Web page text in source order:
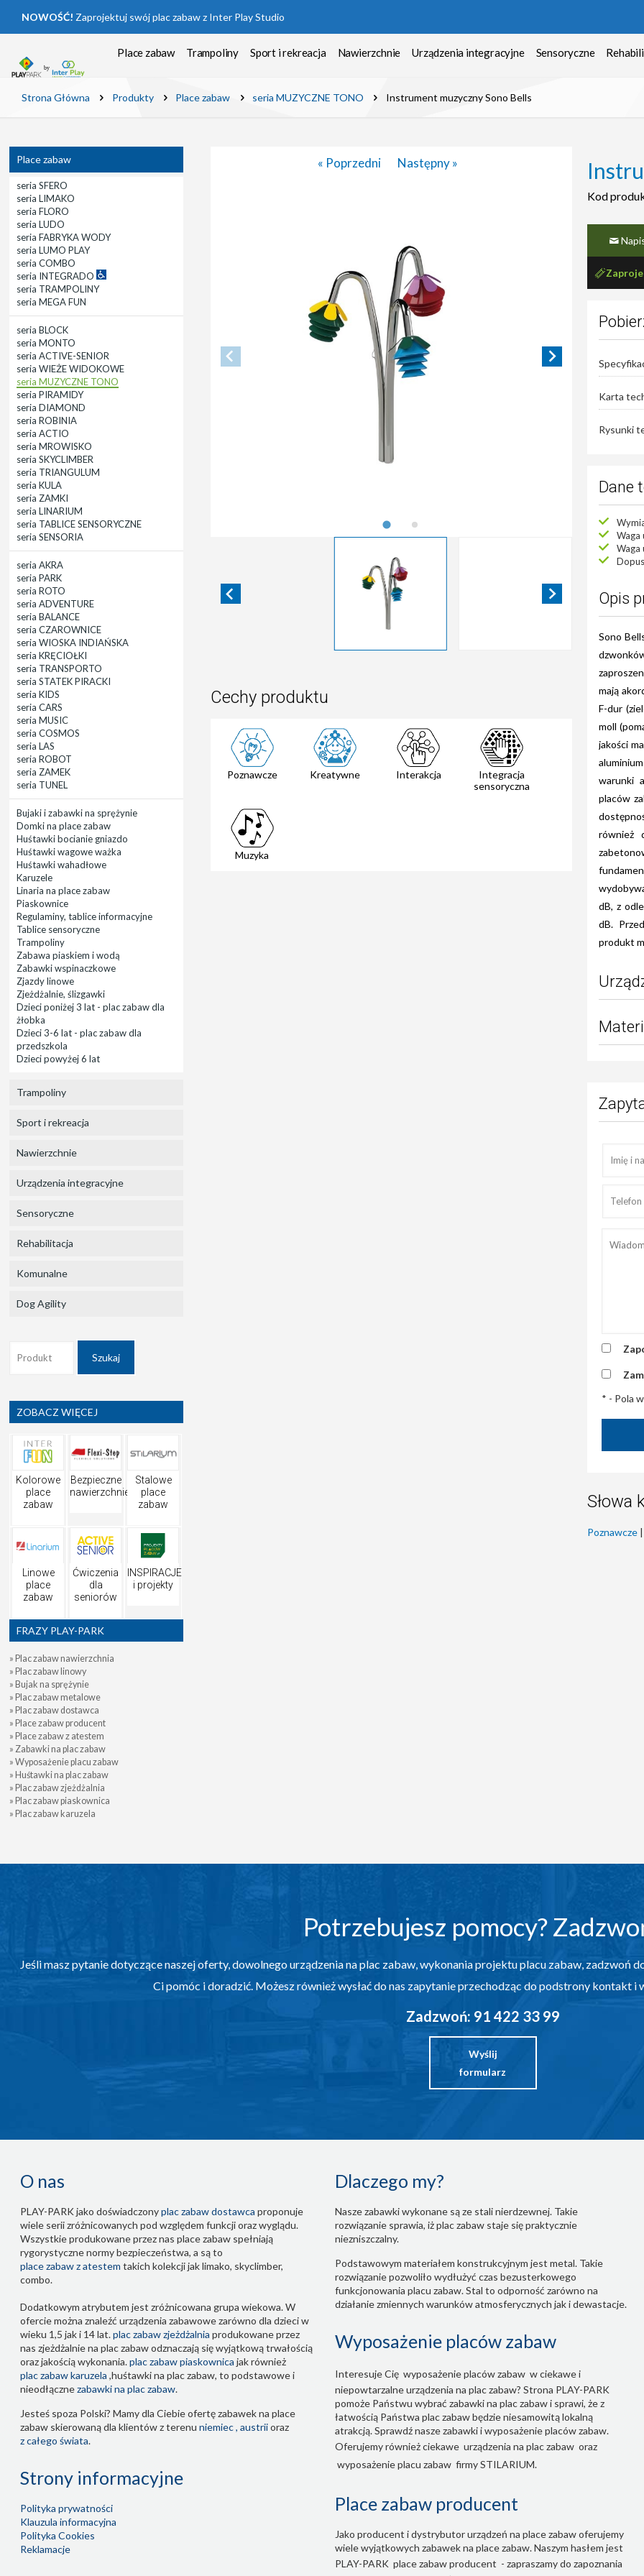
NOWOŚĆ! Zaprojektuj swój plac zabaw z Inter Play Studio
Place zabaw Trampoliny Sport i rekreacja Nawierzchnie Urządzenia integracyjne Sensoryczne
Strona Główna Produkty Place zabaw seria MUZYCZNE TONO Instrument muzyczny Sono Bells
Place zabaw
seria SFERO
seria LIMAKO
seria FLORO
seria LUDO
seria FABRYKA WODY
seria LUMO PLAY
seria COMBO
seria INTEGRADO
seria TRAMPOLINY
seria MEGA FUN
seria BLOCK
seria MONTO
seria ACTIVE-SENIOR
seria WIEŻE WIDOKOWE
seria MUZYCZNE TONO
seria PIRAMIDY
seria DIAMOND
seria ROBINIA
seria ACTIO
seria MROWISKO
seria SKYCLIMBER
seria TRIANGULUM
seria KULA
seria ZAMKI
seria LINARIUM
seria TABLICE SENSORYCZNE
seria SENSORIA
seria AKRA
seria PARK
seria ROTO
seria ADVENTURE
seria BALANCE
seria CZAROWNICE
seria WIOSKA INDIAŃSKA
seria KRĘCIOŁKI
seria TRANSPORTO
seria STATEK PIRACKI
seria KIDS
seria CARS
seria MUSIC
seria COSMOS
seria LAS
seria ROBOT
seria ZAMEK
seria TUNEL
Bujaki i zabawki na sprężynie
Domki na place zabaw
Huśtawki bocianie gniazdo
Huśtawki wagowe ważka
Huśtawki wahadłowe
Karuzele
Linaria na place zabaw
Piaskownice
Regulaminy, tablice informacyjne
Tablice sensoryczne
Trampoliny
Zabawa piaskiem i wodą
Zabawki wspinaczkowe
Zjazdy linowe
Zjeżdżalnie, ślizgawki
Dzieci poniżej 3 lat - plac zabaw dla
żłobka
Dzieci 3-6 lat - plac zabaw dla
przedszkola
Dzieci powyżej 6 lat
Trampoliny
Sport i rekreacja
Nawierzchnie
Urządzenia integracyjne
Sensoryczne
Rehabilitacja
Komunalne
Dog Agility
ZOBACZ WIĘCEJ
Kolorowe
place
zabaw
Bezpieczne
nawierzchnie
Stalowe
place
zabaw
Linowe
place
zabaw
Ćwiczenia
dla
seniorów
INSPIRACJE
i projekty
FRAZY PLAY-PARK
» Plac zabaw nawierzchnia
» Plac zabaw linowy
» Bujak na sprężynie
» Plac zabaw metalowe
» Plac zabaw dostawca
» Place zabaw producent
» Place zabaw z atestem
» Zabawki na plac zabaw
» Wyposażenie placu zabaw
» Huśtawki na plac zabaw
» Plac zabaw zjeżdżalnia
» Plac zabaw piaskownica
» Plac zabaw karuzela
« Poprzedni Następny »
Cechy produktu
Poznawcze Kreatywne Interakcja
Integracja
sensoryczna
Muzyka
Kod
Karta
Rysunki
Dane
Waga
Waga
Opis
Sono
mają
F-dur
moll
jakości
warunki
placów
również
dB, z
dB.
produkt
* - Pola
Słowa
Poznawcze |
Potrzebujesz pomocy?
Jeśli masz pytanie dotyczące naszej oferty, dowolnego urządzenia na plac zabaw, wykonania projektu placu zabaw, zadzwoń
Ci pomóc i doradzić. Możesz również wysłać do nas zapytanie przechodząc do podstrony kontakt
Zadzwoń: 91 422 33 99
Wyślij
formularz
O nas
PLAY-PARK jako doświadczonyplac zabaw dostawca proponuje
wiele serii zróżnicowanych pod względem funkcji oraz wyglądu.
Wszystkie produkowane przez nas place zabaw spełniają
rygorystyczne normy bezpieczeństwa, a są to
place zabaw z atestem takich kolekcji jak limako, skyclimber,
combo.
Dodatkowym atrybutem jest zróżnicowana grupa wiekowa. W
ofercie można znaleźć urządzenia zabawowe zarówno dla dzieci w
wieku 1,5 jak i 14 lat.plac zabaw zjeżdżalnia produkowane przez
nas zjeżdżalnie na plac zabaw odznaczają się wyjątkową trwałością
oraz jakością wykonania.plac zabaw piaskownica jak również
plac zabaw karuzela ,huśtawki na plac zabaw, to podstawowe i
nieodłącznezabawki na plac zabaw.
Jesteś spoza Polski? Mamy dla Ciebie ofertę zabawek na place
zabaw skierowaną dla klientów z terenuniemiec , austriioraz
z całego świata.
Strony informacyjne
Polityka prywatności
Klauzula informacyjna
Polityka Cookies
Reklamacje
Dlaczego my?
Nasze zabawki wykonane są ze stali nierdzewnej. Takie
rozwiązanie sprawia, iż plac zabaw staje się praktycznie
niezniszczalny.
Podstawowym materiałem konstrukcyjnym jest metal. Takie
rozwiązanie pozwoliło wydłużyć czas bezusterkowego
funkcjonowania placu zabaw. Stal to odporność zarówno na
działanie zmiennych warunków atmosferycznych jak i dewastacje.
Wyposażenie placów zabaw
Interesuje Cię wyposażenie placów zabaw w ciekawe i
niepowtarzalne urządzenia na plac zabaw? Strona PLAY-PARK
pomoże Państwu wybrać zabawki na plac zabaw i sprawi, że z
łatwością Państwa plac zabaw będzie niesamowitą lokalną
atrakcją. Sprawdź nasze zabawki i wyposażenie placów zabaw.
Oferujemy również ciekawe urządzenia na plac zabaw oraz
wyposażenie placu zabaw firmy STILARIUM.
Place zabaw producent
Jako producent i dystrybutor urządzeń na place zabaw oferujemy
wiele wyjątkowych zabawek na place zabaw. Naszym hasłem jest
PLAY-PARK place zabaw producent - zapraszamy do zapoznania